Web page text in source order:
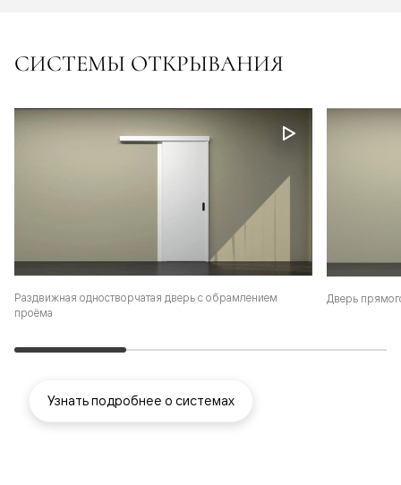
СИСТЕМЫ ОТКРЫВАНИЯ
Раздвижная одностворчатая дверь с обрамлением
проёма
Дверь
Узнать подробнее о системах